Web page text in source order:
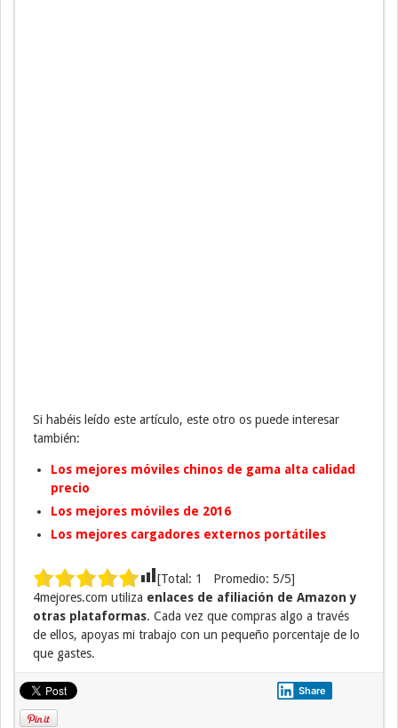
Si habéis leído este artículo, este otro os puede interesar
también:
Los mejores móviles chinos de gama alta calidad
precio
Los mejores móviles de 2016
Los mejores cargadores externos portátiles
[Total: 1 Promedio: 5/5]
4mejores.com utiliza enlaces de afiliación de Amazon y
otras plataformas. Cada vez que compras algo a través
de ellos, apoyas mi trabajo con un pequeño porcentaje de lo
que gastes.
Share